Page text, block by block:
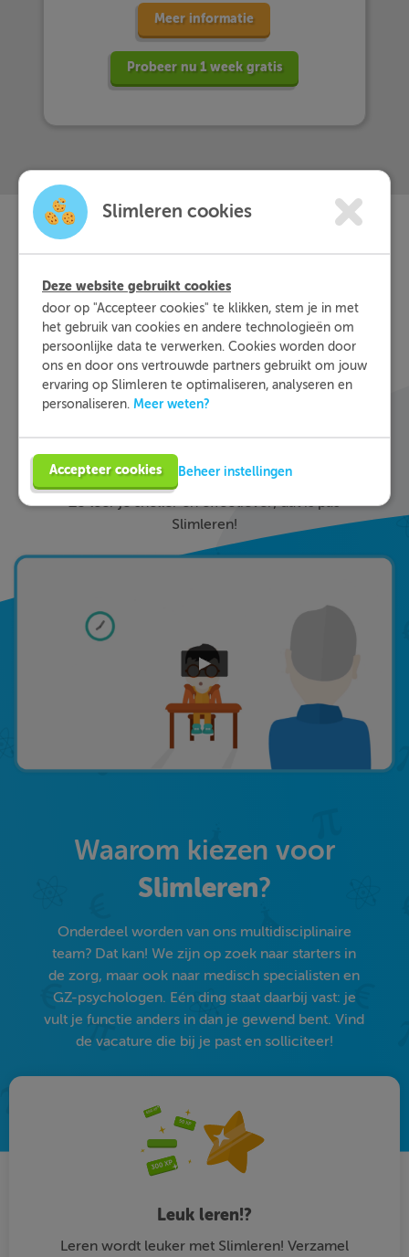
Meer informatie
Probeer nu 1 week gratis
eigenlijk?
Met Slimleren oefen je online voor de vakken
waar je nog wat moeite mee hebt, waar en
wanneer je maar wilt. Theorie-uitleg, video-
stof sneller te begrijpen. Daarnaast krijg je bij
ieder fout gegeven antwoord direct een heldere
uitleg hoe je de vraag het beste kunt oplossen.
Zo leer je sneller en effectiever; dat is pas
Slimleren!
Waarom kiezen voor
Slimleren?
Onderdeel worden van ons multidisciplinaire
team? Dat kan! We zijn op zoek naar starters in
de zorg, maar ook naar medisch specialisten en
GZ-psychologen. Eén ding staat daarbij vast: je
vult je functie anders in dan je gewend bent. Vind
de vacature die bij je past en solliciteer!
Leuk leren!?
Leren wordt leuker met Slimleren! Verzamel
Slimleren cookies
Deze website gebruikt cookies
door op "Accepteer cookies" te klikken, stem je in met
het gebruik van cookies en andere technologieën om
persoonlijke data te verwerken. Cookies worden door
ons en door ons vertrouwde partners gebruikt om jouw
ervaring op Slimleren te optimaliseren, analyseren en
personaliseren. Meer weten?
Accepteer cookies Beheer instellingen